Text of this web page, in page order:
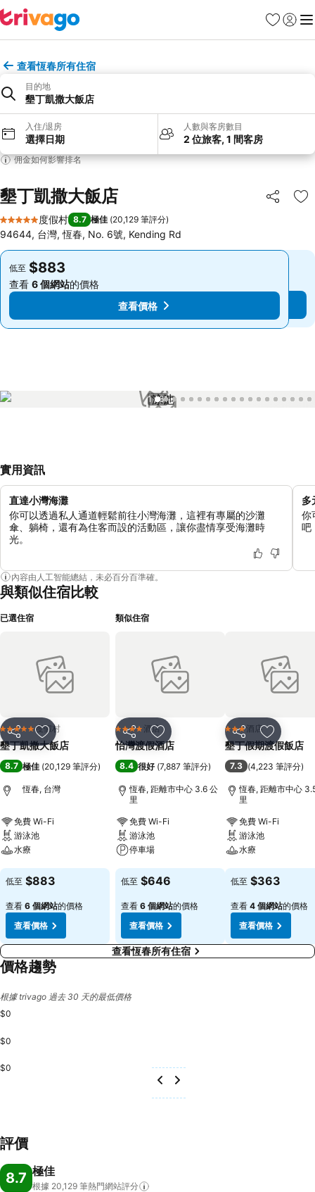
收藏夾
登入 選
查看恆春所有住宿
目的地
墾丁凱撒大飯店
入住/退房
選擇日期
人數與客房數目
2 位旅客, 1 間客房
佣金如何影響排名
墾丁凱撒大飯店 分享
放
5 星級
度假村 8.7 極佳 (20,129 筆評分)
94644, 台灣, 恆春, No. 6號, Kending Rd
低至 $883
查看 6 個網站的價格
查看價格
低至 $883
查看 6 個網站的價格
查看價格
1 / 61
實用資訊
直達小灣海灘
你可以透過私人通道輕鬆前往小灣海灘，這裡有專屬的沙灘
傘、躺椅，還有為住客而設的活動區，讓你盡情享受海灘時
光。
多
你
吧
內容由人工智能總結，未必百分百準確。
與類似住宿比較
已選住宿
分享 放到收藏夾
5 星級 度假村
墾丁凱撒大飯店
8.7 極佳 (20,129 筆評分)
恆春, 台灣
免費 Wi-Fi
游泳池
水療
查看價格
低至 $883
查看 6 個網站的價格
查看價格
類似住宿
分享 放到收藏夾
4 星級 酒店
怡灣渡假酒店
8.4 很好 (7,887 筆評分)
恆春, 距離市中心 3.6 公
里
免費 Wi-Fi
游泳池
停車場
查看價格
低至 $646
查看 6 個網站的價格
查看價格
分享 放到收藏
3 星級酒店
墾丁假期渡假飯店
7.3 (4,223 筆評分)
恆春, 距離市中心
里
免費 Wi-Fi
游泳池
水療
查看價格
低至 $363
查看 4 個網站的價格
查看價格
查看恆春所有住宿
價格趨勢
根據 trivago 過去 30 天的最低價格
$0
$0
$0
評價
8.7 極佳
根據 20,129 筆熱門網站評分